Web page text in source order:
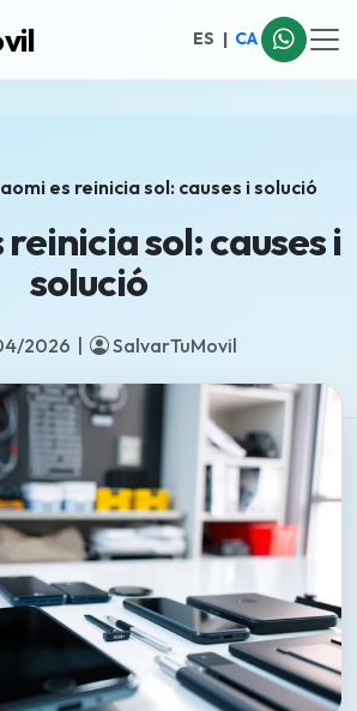
ES | CA
es reinicia sol: causes i solució
sol: causes i
solució
2026 | SalvarTuMovil